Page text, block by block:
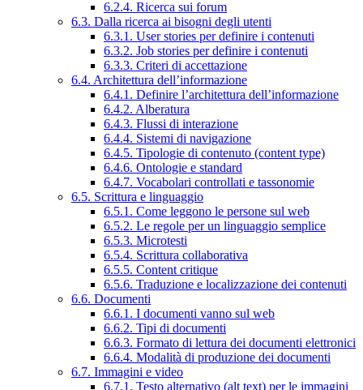
6.2.4. Ricerca sui forum
6.3. Dalla ricerca ai bisogni degli utenti
6.3.1. User stories per definire i contenuti
6.3.2. Job stories per definire i contenuti
6.3.3. Criteri di accettazione
6.4. Architettura dell’informazione
6.4.1. Definire l’architettura dell’informazione
6.4.2. Alberatura
6.4.3. Flussi di interazione
6.4.4. Sistemi di navigazione
6.4.5. Tipologie di contenuto (content type)
6.4.6. Ontologie e standard
6.4.7. Vocabolari controllati e tassonomie
6.5. Scrittura e linguaggio
6.5.1. Come leggono le persone sul web
6.5.2. Le regole per un linguaggio semplice
6.5.3. Microtesti
6.5.4. Scrittura collaborativa
6.5.5. Content critique
6.5.6. Traduzione e localizzazione dei contenuti
6.6. Documenti
6.6.1. I documenti vanno sul web
6.6.2. Tipi di documenti
6.6.3. Formato di lettura dei documenti elettronici
6.6.4. Modalità di produzione dei documenti
6.7. Immagini e video
6.7.1. Testo alternativo (alt text) per le immagini